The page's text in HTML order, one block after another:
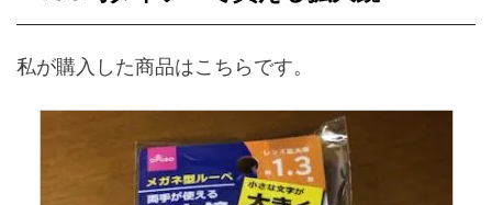
私が購入した商品はこちらです。